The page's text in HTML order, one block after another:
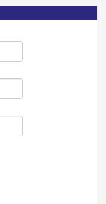
景
固体高分子形燃料
「力のある学校」の探
行為